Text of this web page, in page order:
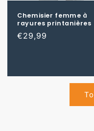
Chemisier femme à
rayures printanières
Prix
€29,99